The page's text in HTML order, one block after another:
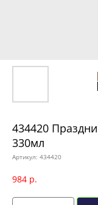
434420
330мл
Артикул: 434420
984 р.